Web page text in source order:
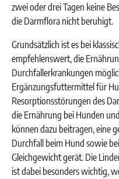
zwei oder drei Tagen keine
die Darmflora nicht beruhigt.
Grundsätzlich ist es bei
empfehlenswert, die
Durchfallerkrankungen
Ergänzungsfuttermittel für
Resorptionsstörungen des
die Ernährung bei Hunden
können dazu beitragen, eine
Durchfall beim Hund sowie
Gleichgewicht gerät. Die
ist dabei besonders wichtig,